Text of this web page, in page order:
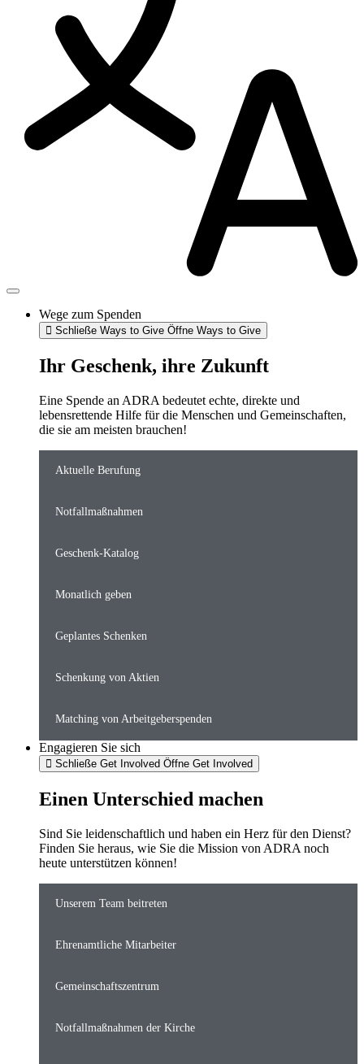
Wege zum Spenden
Schließe Ways to Give Öffne Ways to Give
Ihr Geschenk, ihre Zukunft
Eine Spende an ADRA bedeutet echte, direkte und
lebensrettende Hilfe für die Menschen und Gemeinschaften,
die sie am meisten brauchen!
Aktuelle Berufung
Notfallmaßnahmen
Geschenk-Katalog
Monatlich geben
Geplantes Schenken
Schenkung von Aktien
Matching von Arbeitgeberspenden
Engagieren Sie sich
Schließe Get Involved Öffne Get Involved
Einen Unterschied machen
Sind Sie leidenschaftlich und haben ein Herz für den Dienst?
Finden Sie heraus, wie Sie die Mission von ADRA noch
heute unterstützen können!
Unserem Team beitreten
Ehrenamtliche Mitarbeiter
Gemeinschaftszentrum
Notfallmaßnahmen der Kirche